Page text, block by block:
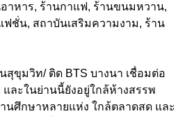
าหาร, ร้านกาแฟ, ร้านขนมหวาน,
ฟชั่น, สถาบันเสริมความงาม, ร้าน
ขุมวิท/ ติด BTS บางนา เชื่อมต่อ
และในย่านนี้ยังอยู่ใกล้ห้างสรรพ
นศึกษาหลายแห่ง ใกล้ตลาดสด และ